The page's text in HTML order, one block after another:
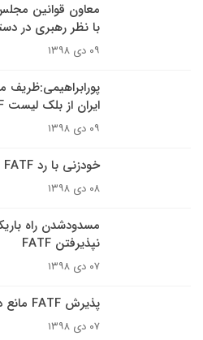
با نظر رهبری در
۰۹ دی ۱۳۹۸
ایران از بلک لیست FATF نیست
۰۹ دی ۱۳۹۸
خودزنی با رد FATF
۰۸ دی ۱۳۹۸
مسدودشدن راه
نپذیرفتن FATF
۰۷ دی ۱۳۹۸
پذیرش FATF مانع دور زدن تحریم‌ها یا...
۰۷ دی ۱۳۹۸